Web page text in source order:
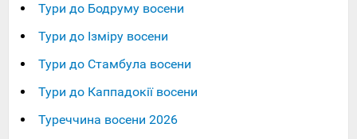
Тури до Бодруму восени
Тури до Ізміру восени
Тури до Стамбула восени
Тури до Каппадокії восени
Туреччина восени 2026